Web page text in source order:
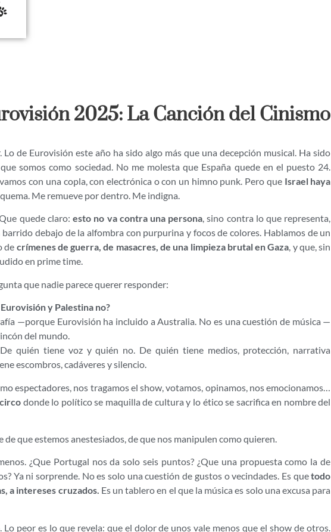
2025: La Canción del Cinismo
de Eurovisión este año ha sido algo más que una decepción musical. Ha sido
somos como sociedad. No me molesta que España quede en el puesto 24.
con una copla, con electrónica o con un himno punk. Pero que Israel haya
quema. Me remueve por dentro. Me indigna.
quede claro:esto no va contra una persona, sino contra lo que representa,
debajo de la alfombra con purpurina y focos de colores. Hablamos de un
de crímenes de guerra, de masacres, de una limpieza brutal en Gaza, y que, sin
en prime time.
que nadie parece querer responder:
y Palestina no?
—porque Eurovisión ha incluido a Australia. No es una cuestión de música —
del mundo.
quién tiene voz y quién no. De quién tiene medios, protección, narrativa
escombros, cadáveres y silencio.
espectadores, nos tragamos el show, votamos, opinamos, nos emocionamos…
donde lo político se maquilla de cultura y lo ético se sacrifica en nombre del
de que estemos anestesiados, de que nos manipulen como quieren.
¿Que Portugal nos da solo seis puntos? ¿Que una propuesta como la de
Ya ni sorprende. No es solo una cuestión de gustos o vecindades. Es quetodo
a intereses cruzados. Es un tablero en el que la música es solo una excusa para
peor es lo que revela: que el dolor de unos vale menos que el show de otros.